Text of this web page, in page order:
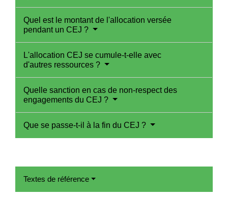
Quel est le montant de l'allocation versée
pendant un CEJ ?
L'allocation CEJ se cumule-t-elle avec
d'autres ressources ?
Quelle sanction en cas de non-respect des
engagements du CEJ ?
Que se passe-t-il à la fin du CEJ ?
Textes de référence